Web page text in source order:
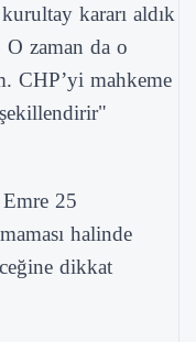
kararı aldık
O zaman da o
CHP’yi mahkeme
25
halinde
dikkat